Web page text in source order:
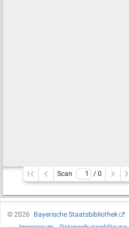
Scan / 0
©2026
Bayerische Staatsbibliothek